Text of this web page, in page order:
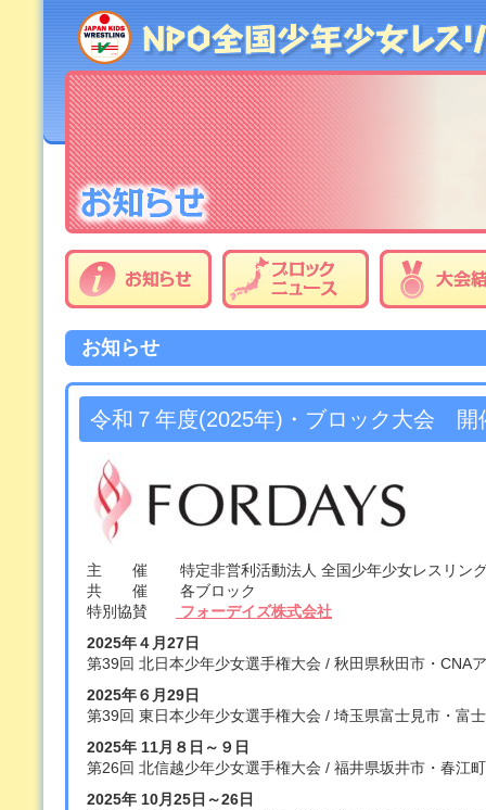
お知らせ
令和７年度(2025年)・ブロック大会 開
主 催 特定非営利活動法人 全国少年少女レスリン
共 催 各ブロック
特別協賛
フォーデイズ株式会社
2025年４月27日
第39回 北日本少年少女選手権大会 / 秋田県秋田市・CNA
2025年６月29日
第39回 東日本少年少女選手権大会 / 埼玉県富士見市・富
2025年 11月８日～９日
第26回 北信越少年少女選手権大会 / 福井県坂井市・春江
2025年 10月25日～26日